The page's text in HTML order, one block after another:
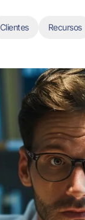
Clientes Recursos